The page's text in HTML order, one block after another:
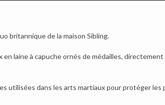
britannique de la maison Sibling.
en laine à capuche ornés de médailles,
utilisées dans les arts martiaux pour protéger les